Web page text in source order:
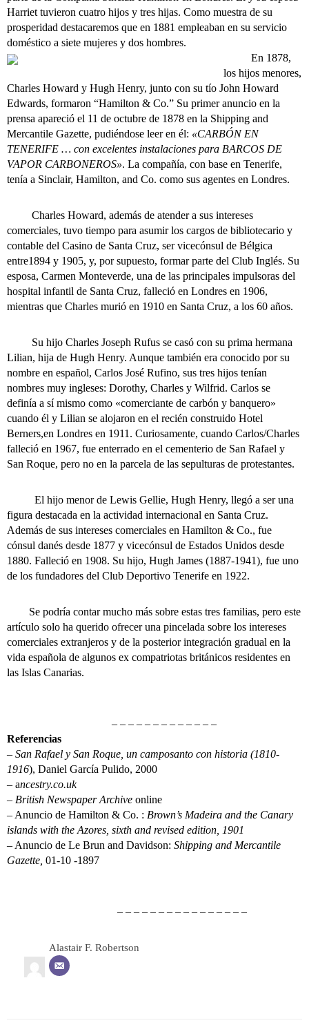
Harriet tuvieron cuatro hijos y tres hijas. Como muestra de su
prosperidad destacaremos que en 1881 empleaban en su servicio
doméstico a siete mujeres y dos hombres.
En 1878,
los hijos menores,
Charles Howard y Hugh Henry, junto con su tío John Howard
Edwards, formaron “Hamilton & Co.” Su primer anuncio en la
prensa apareció el 11 de octubre de 1878 en la Shipping and
Mercantile Gazette, pudiéndose leer en él: «CARBÓN EN
TENERIFE … con excelentes instalaciones para BARCOS DE
VAPOR CARBONEROS». La compañía, con base en Tenerife,
tenía a Sinclair, Hamilton, and Co. como sus agentes en Londres.
Charles Howard, además de atender a sus intereses
comerciales, tuvo tiempo para asumir los cargos de bibliotecario y
contable del Casino de Santa Cruz, ser vicecónsul de Bélgica
entre1894 y 1905, y, por supuesto, formar parte del Club Inglés. Su
esposa, Carmen Monteverde, una de las principales impulsoras del
hospital infantil de Santa Cruz, falleció en Londres en 1906,
mientras que Charles murió en 1910 en Santa Cruz, a los 60 años.
Su hijo Charles Joseph Rufus se casó con su prima hermana
Lilian, hija de Hugh Henry. Aunque también era conocido por su
nombre en español, Carlos José Rufino, sus tres hijos tenían
nombres muy ingleses: Dorothy, Charles y Wilfrid. Carlos se
definía a sí mismo como «comerciante de carbón y banquero»
cuando él y Lilian se alojaron en el recién construido Hotel
Berners,en Londres en 1911. Curiosamente, cuando Carlos/Charles
falleció en 1967, fue enterrado en el cementerio de San Rafael y
San Roque, pero no en la parcela de las sepulturas de protestantes.
El hijo menor de Lewis Gellie, Hugh Henry, llegó a ser una
figura destacada en la actividad internacional en Santa Cruz.
Además de sus intereses comerciales en Hamilton & Co., fue
cónsul danés desde 1877 y vicecónsul de Estados Unidos desde
1880. Falleció en 1908. Su hijo, Hugh James (1887-1941), fue uno
de los fundadores del Club Deportivo Tenerife en 1922.
Se podría contar mucho más sobre estas tres familias, pero este
artículo solo ha querido ofrecer una pincelada sobre los intereses
comerciales extranjeros y de la posterior integración gradual en la
vida española de algunos ex compatriotas británicos residentes en
las Islas Canarias.
– – – – – – – – – – – – –
Referencias
– San Rafael y San Roque, un camposanto con historia (1810-
1916), Daniel García Pulido, 2000
– ancestry.co.uk
– British Newspaper Archive online
– Anuncio de Hamilton & Co. : Brown’s Madeira and the Canary
islands with the Azores, sixth and revised edition, 1901
– Anuncio de Le Brun and Davidson: Shipping and Mercantile
Gazette, 01-10 -1897
– – – – – – – – – – – – – – – –
Alastair F. Robertson